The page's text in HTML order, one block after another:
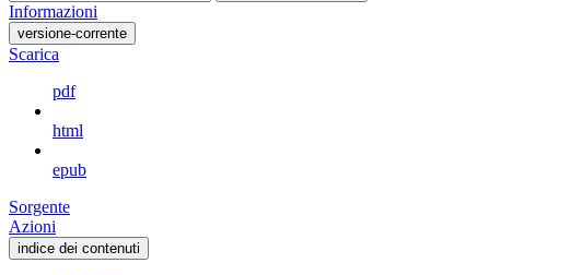
Informazioni
versione-corrente
Scarica
pdf
html
epub
Sorgente
Azioni
indice dei contenuti